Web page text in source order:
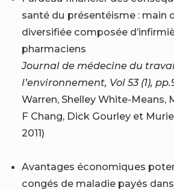
santé du présentéisme : main
diversifiée composée
pharmaciens
Journal de médecine du
l’environnement, Vol 53 (1),
Warren, Shelley White-Means,
F Chang, Dick Gourley et
2011)
Avantages économiques
congés de maladie payés